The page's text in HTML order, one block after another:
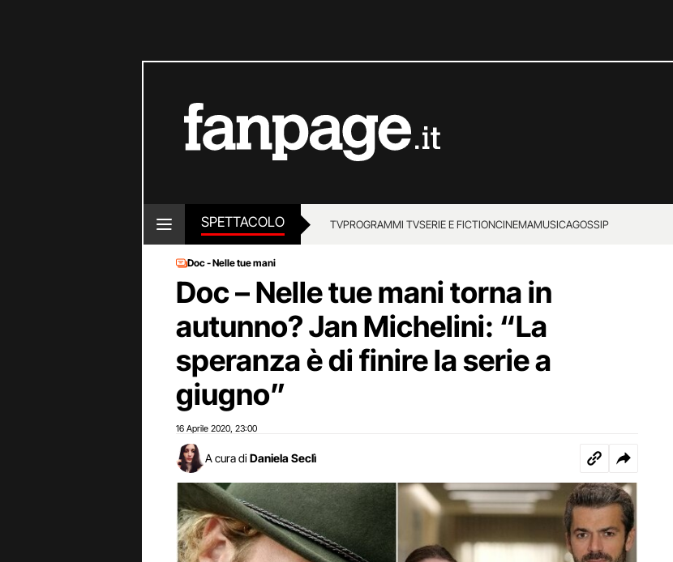
SPETTACOLO TVPROGRAMMI TVSERIE E FICTIONCINEMAMUSICAGOSSIP
Doc - Nelle tue mani
Doc – Nelle tue mani torna in
autunno? Jan Michelini: “La
speranza è di finire la serie a
giugno”
16 Aprile 2020 23:00
A cura di Daniela Seclì